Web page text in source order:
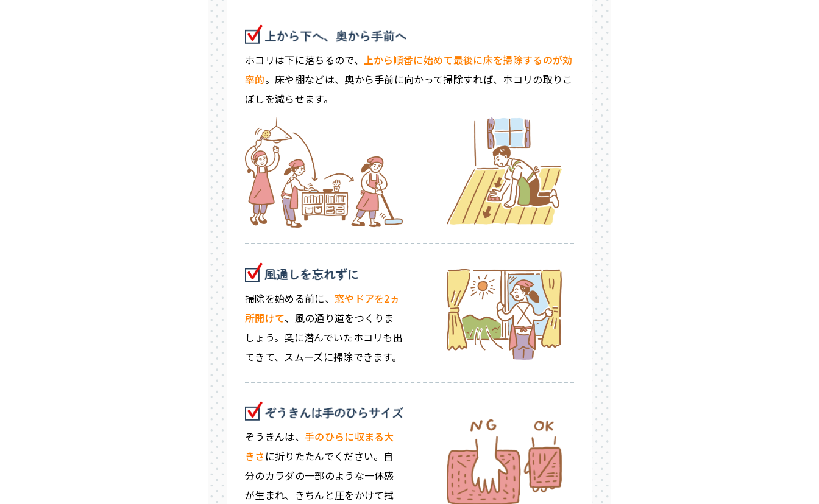
ホコリは下に落ちるので、 上から順番に始めて最後に床を掃除するのが効
率的。床や棚などは、奥から手前に向かって掃除すれば、ホコリの取りこ
ぼしを減らせます。
掃除を始める前に、 窓やドアを2ヵ
所開けて、風の通り道をつくりま
しょう。奥に潜んでいたホコリも出
てきて、スムーズに掃除できます。
ぞうきんは、 手のひらに収まる大
きさ に折りたたんでください。自
分のカラダの一部のような一体感
が生まれ、きちんと圧をかけて拭